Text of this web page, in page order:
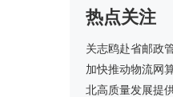
热点关注
关志鸥赴省邮政
加快推动物流网
北高质量发展提